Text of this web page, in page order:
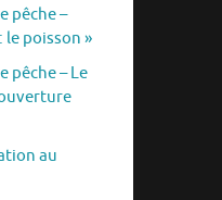
pêche –
le poisson »
pêche – Le
au